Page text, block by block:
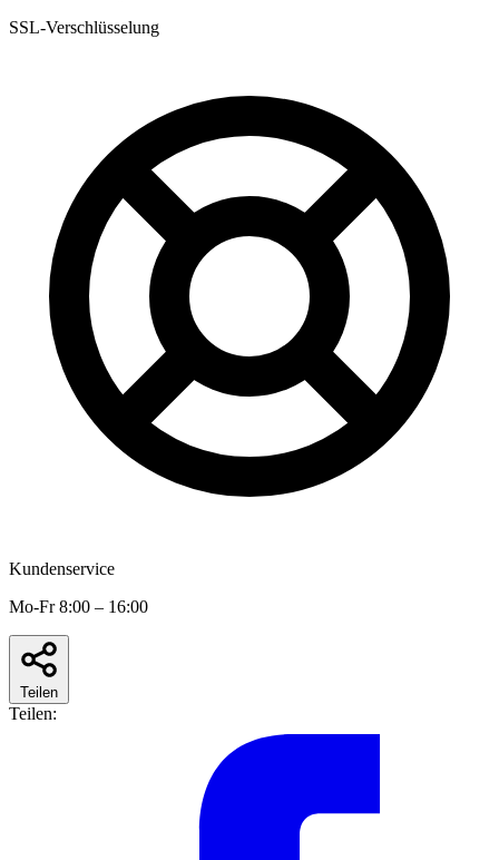
SSL-Verschlüsselung
Kundenservice
Mo-Fr 8:00 – 16:00
Teilen
Teilen: